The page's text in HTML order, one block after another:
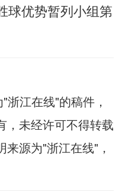
球优势暂列小组第
浙江在线"的稿件，
，未经许可不得转载
源为"浙江在线"，